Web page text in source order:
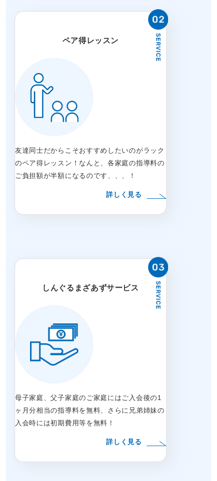
ペア得レッスン
友達同士だからこそおすすめしたいのがラック
のペア得レッスン！なんと、各家庭の指導料の
ご負担額が半額になるのです、、、！
詳しく見る
しんぐるまざあずサービス
母子家庭、父子家庭のご家庭にはご入会後の1
ヶ月分相当の指導料を無料、さらに兄弟姉妹の
入会時には初期費用等を無料！
詳しく見る